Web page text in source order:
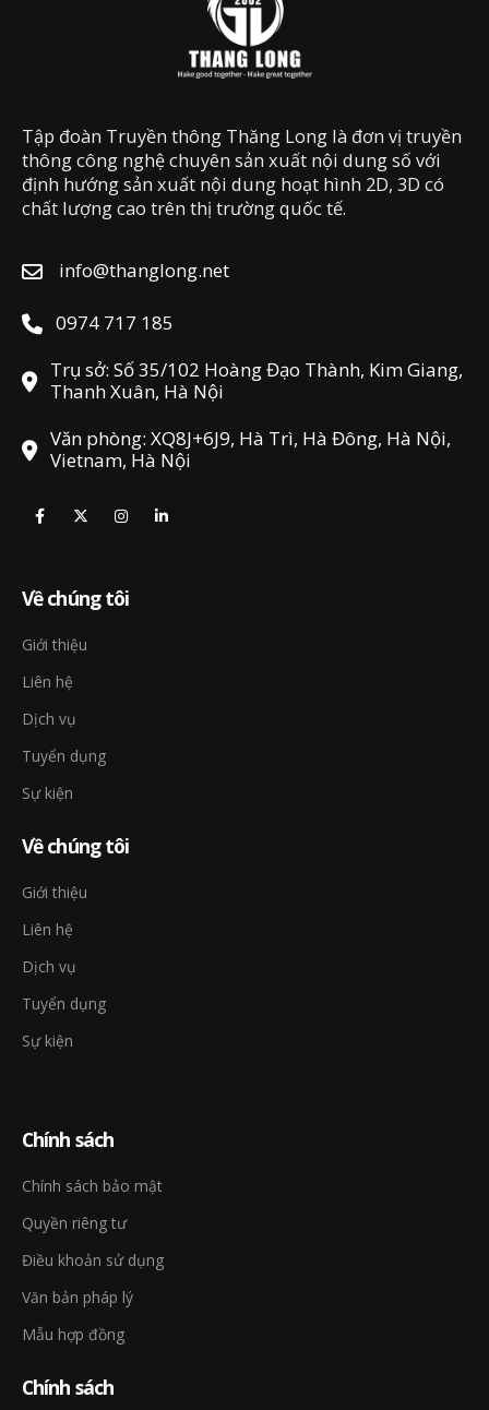
Tập đoàn Truyền thông Thăng Long là đơn vị truyền
thông công nghệ chuyên sản xuất nội dung số với
định hướng sản xuất nội dung hoạt hình 2D, 3D có
chất lượng cao trên thị trường quốc tế.
info@thanglong.net
0974 717 185
Trụ sở: Số 35/102 Hoàng Đạo Thành, Kim Giang,
Thanh Xuân, Hà Nội
Văn phòng: XQ8J+6J9, Hà Trì, Hà Đông, Hà Nội,
Vietnam, Hà Nội
Về chúng tôi
Giới thiệu
Liên hệ
Dịch vụ
Tuyển dụng
Sự kiện
Về chúng tôi
Giới thiệu
Liên hệ
Dịch vụ
Tuyển dụng
Sự kiện
Chính sách
Chính sách bảo mật
Quyền riêng tư
Điều khoản sử dụng
Văn bản pháp lý
Mẫu hợp đồng
Chính sách